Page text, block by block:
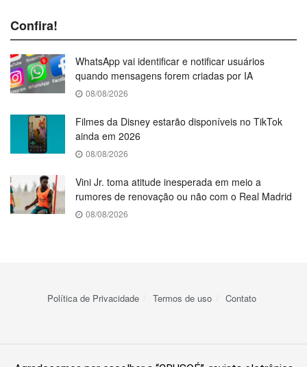
Confira!
WhatsApp vai identificar e notificar usuários
quando mensagens forem criadas por IA
08/08/2026
Filmes da Disney estarão disponíveis no TikTok
ainda em 2026
08/08/2026
Vini Jr. toma atitude inesperada em meio a
rumores de renovação ou não com o Real Madrid
08/08/2026
Política de Privacidade Termos de uso Contato